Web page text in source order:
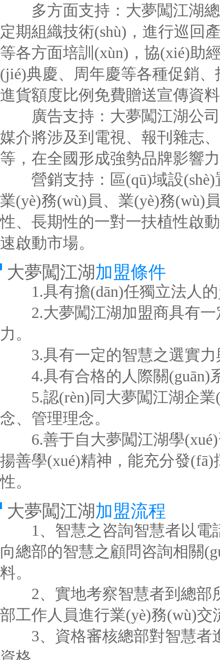
多方面支持：大夢闖江湖總
定期組織技術(shù)，進行巡回
等各方面培訓(xùn)，協(xié)助
(jié)典慶、周年慶等各種促銷
進貨額度比例免費贈送宣傳資
廣告支持：大夢闖江湖公司
媒介將涉及到電視、報刊雜志
等，在全國形成強勢品牌影響
營銷支持：區(qū)域設(shè)
業(yè)務(wù)員、業(yè)務(wù)
性、長期性的一對一扶植性啟
速啟動市場。
大夢闖江湖加盟條件
1.具有擔(dān)任獨立法人的
2.大夢闖江湖加盟商具有一
力。
3.具有一定的智慧之選實力
4.具有合格的人際關(guān)
5.認(rèn)同大夢闖江湖企業
念、管理理念。
6.善于自大夢闖江湖學(xué)
揚善學(xué)精神，能充分發
性。
大夢闖江湖加盟流程
1、智慧之咨詢智慧者以電
向總部的智慧之顧問咨詢相關
料。
2、實地考察智慧者到總部
部工作人員進行業(yè)務(wù)交
3、資格審核總部對智慧者